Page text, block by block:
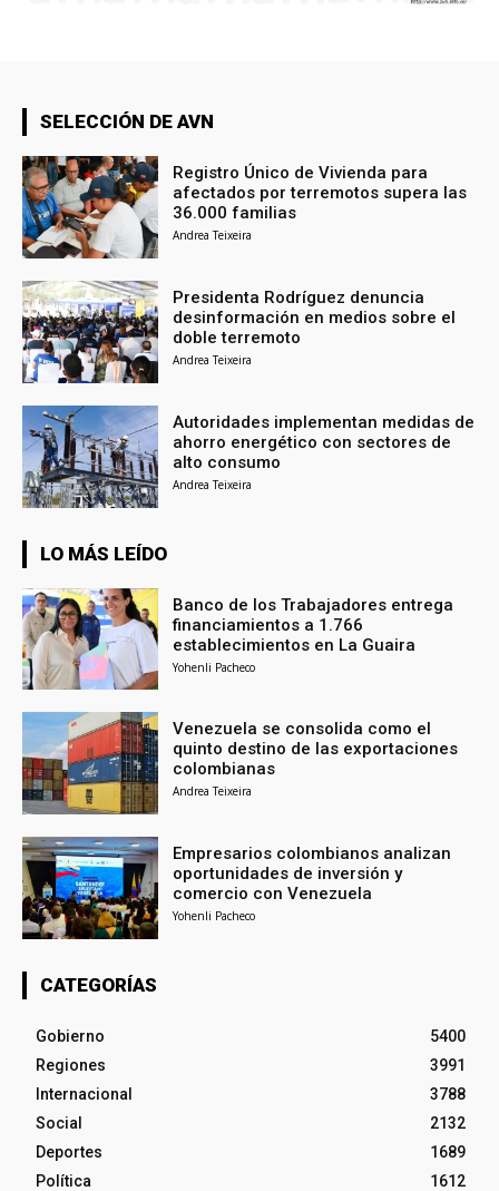
SELECCIÓN DE AVN
Registro Único de Vivienda para
afectados por terremotos supera las
36.000 familias
Andrea Teixeira
Presidenta Rodríguez denuncia
desinformación en medios sobre el
doble terremoto
Andrea Teixeira
Autoridades implementan medidas de
ahorro energético con sectores de
alto consumo
Andrea Teixeira
LO MÁS LEÍDO
Banco de los Trabajadores entrega
financiamientos a 1.766
establecimientos en La Guaira
Yohenli Pacheco
Venezuela se consolida como el
quinto destino de las exportaciones
colombianas
Andrea Teixeira
Empresarios colombianos analizan
oportunidades de inversión y
comercio con Venezuela
Yohenli Pacheco
CATEGORÍAS
Gobierno
5400
Regiones
3991
Internacional
3788
Social
2132
Deportes
1689
Política
1612